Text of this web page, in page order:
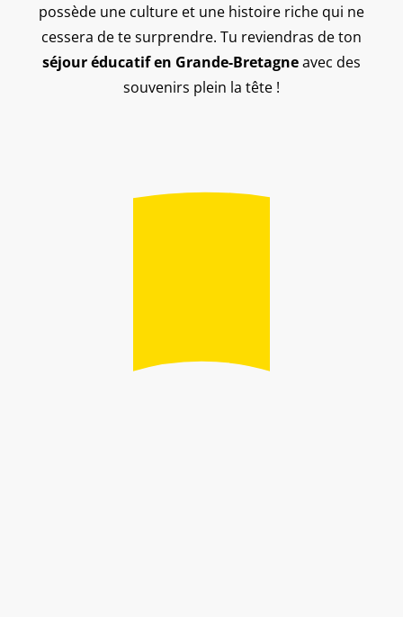
possède une culture et une histoire riche qui ne
cessera de te surprendre. Tu reviendras de ton
séjour éducatif en Grande-Bretagneavec des
souvenirs plein la tête !